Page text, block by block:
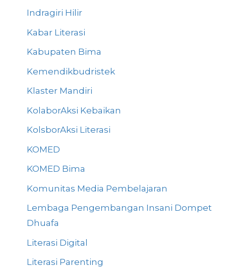
Indragiri Hilir
Kabar Literasi
Kabupaten Bima
Kemendikbudristek
Klaster Mandiri
KolaborAksi Kebaikan
KolsborAksi Literasi
KOMED
KOMED Bima
Komunitas Media Pembelajaran
Lembaga Pengembangan Insani Dompet
Dhuafa
Literasi Digital
Literasi Parenting